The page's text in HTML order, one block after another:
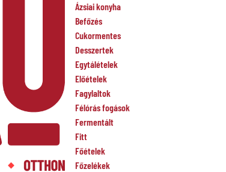
Ázsiai konyha
Befőzés
Cukormentes
Desszertek
Egytálételek
Előételek
Fagylaltok
Félórás fogások
Fermentált
Fitt
Főételek
Főzelékek